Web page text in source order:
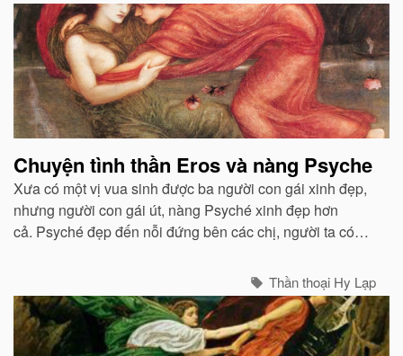
Chuyện tình thần Eros và nàng Psyche
Xưa có một vị vua sinh được ba người con gái xinh đẹp,
nhưng người con gái út, nàng Psyché xinh đẹp hơn
cả. Psyché đẹp đến nỗi đứng bên các chị, người ta có
Thần thoại Hy Lạp